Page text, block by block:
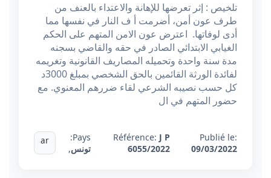
تلخيص : إثر تعرضها للإهانة والاعتداء بالعنف من
طرف عون أمن، أضرمت أ ف النار في نفسها مما
أدى لوفاتها. اعترض عون الامن المتهم على الحكم
الغيابي الابتدائي الصادر في حقه والقاضي بسجنه
مدة سنة واحدة وتحميله المصاريف القانونية وتغريمه
لفائدة الورثة القائمين بالحق الشخصي بمبلغ 3000د
كل حسب نصيبه الشرعي لقاء ضررهم المعنوي. مع
حضور المتهم في ال
Publié le:
09/03/2022
Référence: J P
6055/2022
Pays:
تونس,
ar